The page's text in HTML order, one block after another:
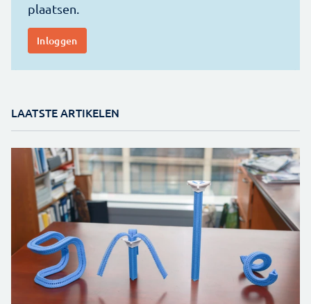
LAATSTE ARTIKELEN